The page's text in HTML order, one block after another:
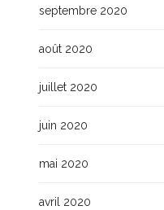
septembre 2020
août 2020
juillet 2020
juin 2020
mai 2020
avril 2020